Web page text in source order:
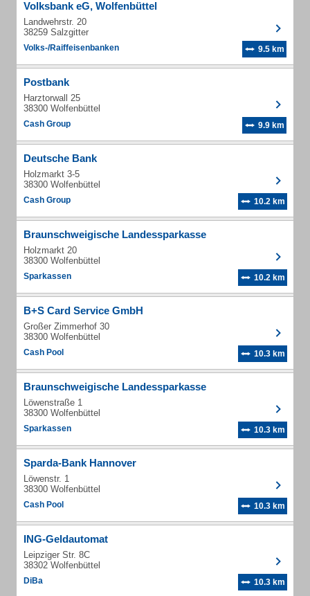
Volksbank eG, Wolfenbüttel
Landwehrstr. 20
38259 Salzgitter
Volks-/Raiffeisenbanken 9.5 km
Postbank
Harztorwall 25
38300 Wolfenbüttel
Cash Group 9.9 km
Deutsche Bank
Holzmarkt 3-5
38300 Wolfenbüttel
Cash Group 10.2 km
Braunschweigische Landessparkasse
Holzmarkt 20
38300 Wolfenbüttel
Sparkassen 10.2 km
B+S Card Service GmbH
Großer Zimmerhof 30
38300 Wolfenbüttel
Cash Pool 10.3 km
Braunschweigische Landessparkasse
Löwenstraße 1
38300 Wolfenbüttel
Sparkassen 10.3 km
Sparda-Bank Hannover
Löwenstr. 1
38300 Wolfenbüttel
Cash Pool 10.3 km
ING-Geldautomat
Leipziger Str. 8C
38302 Wolfenbüttel
DiBa 10.3 km